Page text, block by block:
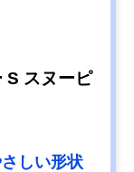
S スヌーピ
しい形状